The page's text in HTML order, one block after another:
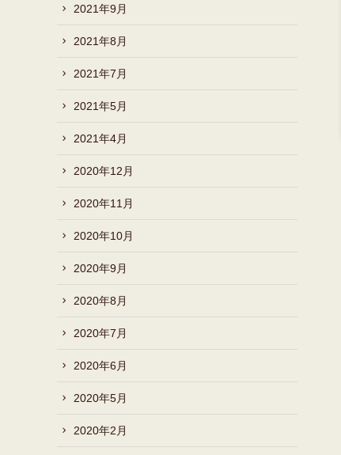
2021年9月
2021年8月
2021年7月
2021年5月
2021年4月
2020年12月
2020年11月
2020年10月
2020年9月
2020年8月
2020年7月
2020年6月
2020年5月
2020年2月